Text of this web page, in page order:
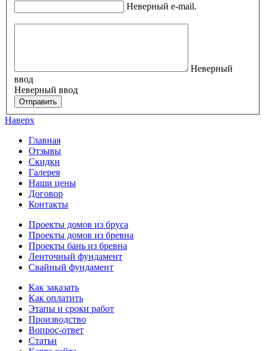
Неверный e-mail.
Неверный
ввод
Неверный ввод
Отправить
Наверх
Главная
Отзывы
Скидки
Галерея
Наши цены
Договор
Контакты
Проекты домов из бруса
Проекты домов из бревна
Проекты бань из бревна
Ленточный фундамент
Свайный фундамент
Как заказать
Как оплатить
Этапы и сроки работ
Производство
Вопрос-ответ
Статьи